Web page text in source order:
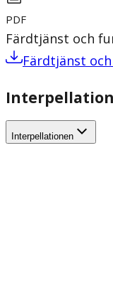
PDF
Färdtjänst och
Färdtjänst
Interpellationen